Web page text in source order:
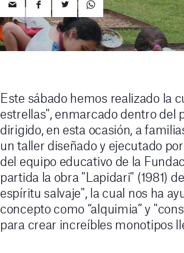
Este sábado hemos realizado la
estrellas", enmarcado dentro del
dirigido, en esta ocasión, a
un taller diseñado y ejecutado
del equipo educativo de la
partida la obra "Lapidari" (1981)
espíritu salvaje", la cual nos ha
concepto como “alquimia” y
para crear increíbles monotipos